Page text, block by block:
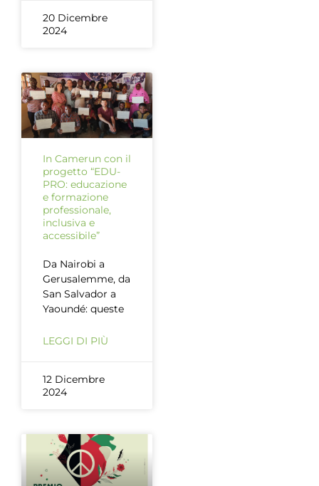
20 Dicembre
2024
In Camerun con il
progetto “EDU-
PRO: educazione
e formazione
professionale,
inclusiva e
accessibile”
Da Nairobi a
Gerusalemme, da
San Salvador a
Yaoundé: queste
LEGGI DI PIÙ
12 Dicembre
2024